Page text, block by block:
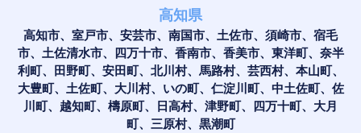
高知県
高知市、室戸市、安芸市、南国市、土佐市、須崎市、宿毛
市、土佐清水市、四万十市、香南市、香美市、東洋町、奈半
利町、田野町、安田町、北川村、馬路村、芸西村、本山町、
大豊町、土佐町、大川村、いの町、仁淀川町、中土佐町、佐
川町、越知町、檮原町、日高村、津野町、四万十町、大月
町、三原村、黒潮町